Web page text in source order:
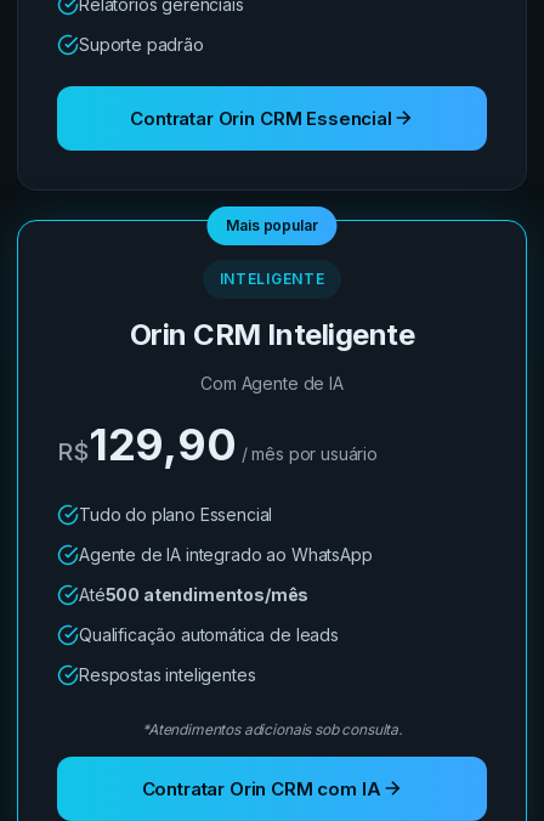
Relatórios gerenciais
Suporte padrão
Contratar Orin CRM Essencial
INTELIGENTE
Orin CRM Inteligente
Com Agente de IA
R$129,90 / mês por usuário
Tudo do plano Essencial
Agente de IA integrado ao WhatsApp
Até500 atendimentos/mês
Qualificação automática de leads
Respostas inteligentes
*Atendimentos adicionais sob consulta.
Contratar Orin CRM com IA